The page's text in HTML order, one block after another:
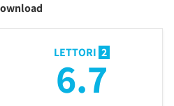
LETTORI 2
6.7